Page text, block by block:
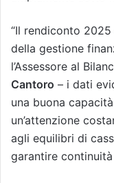
“Il rendiconto
della gestione
l’Assessore al
Cantoro – i dati
una buona
un’attenzione
agli equilibri di
garantire